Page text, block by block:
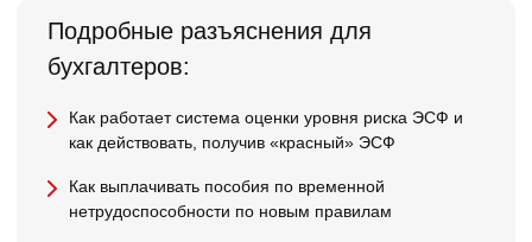
Подробные разъяснения для
бухгалтеров:
Как работает система оценки уровня риска ЭСФ и
как действовать, получив «красный» ЭСФ
Как выплачивать пособия по временной
нетрудоспособности по новым правилам